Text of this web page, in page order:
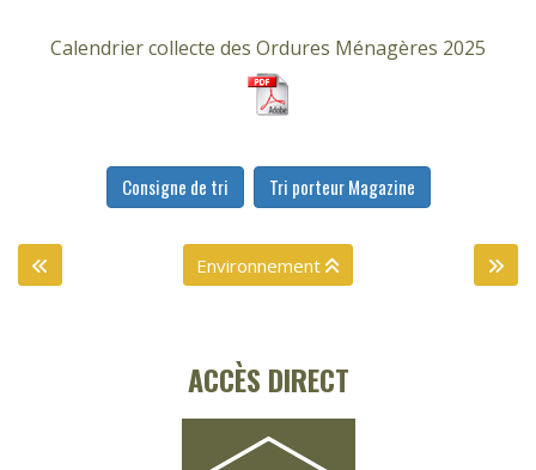
Calendrier collecte des Ordures Ménagères 2025
Consigne de tri Tri porteur Magazine
Environnement
ACCÈS DIRECT